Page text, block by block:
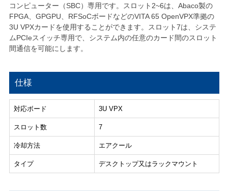
コンピューター（SBC）専用です。スロット2~6は、Abaco製の
FPGA、GPGPU、RFSoCボードなどのVITA 65 OpenVPX準拠の
3U VPXカードを使用することができます。スロット7は、システ
ムPCIeスイッチ専用で、システム内の任意のカード間のスロット
間通信を可能にします。
仕様
対応ボード 3U VPX
スロット数 7
冷却方法 エアクール
タイプ デスクトップ又はラックマウント